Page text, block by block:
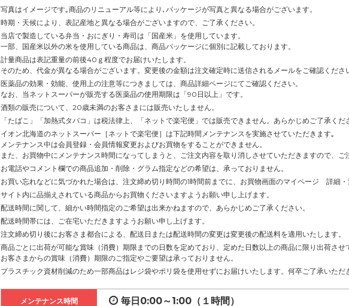
写真はイメージです｡商品のリニューアル等により､パッケージが写真と異なる場合がございます。
時期・天候により、表記産地と異なる場合がございますので、ご了承ください。
当店で製造している弁当・おにぎり・寿司は「国産米」を使用しています。
一部、国産米以外の米を使用している商品は、商品パッケージに個別に記載しております。
計量商品は表記重量の前後40ｇ程度でお届けいたします。
そのため、代金が異なる場合がございます。変更後の金額は注文確定時に送信されるメールをご確認くださ
医薬品の効果・効能、使用上の注意等につきましては、商品詳細ページにてご確認ください。
なお、当ネットスーパーが販売する医薬品の使用期限は「90日以上」です。
酒類の販売について、20歳未満のお客さまには販売いたしません。
「たばこ」「加熱式タバコ」は税法律上、「ネットで楽宅便」では販売できません。あらかじめご了承くだ
イオン北海道のネットスーパー［ネットで楽宅便］は下記時間メンテナンスを実施させていただきます｡
メンテナンス中は会員登録・会員情報変更およびお買物をすることができません。
また、お買物中にメンテナンス時間になってしまうと、ご注文内容を取り消しさせていただきますので、ご
お電話やコメント欄での商品追加・削除・グラム指定などの希望は、承っておりません。
お買い忘れなどに気づかれた場合は、注文締め切り時間の1時間前までに、お買物画面のマイページ 詳細
サイト内に品揃えされている商品からお買物くださいますようお願い申し上げます。
配送時間に関して、細かい時間指定のご希望は出来かねますので、あらかじめご了承ください。
配送時間帯には、ご在宅いただきますようお願い申し上げます。
注文締め切り後にお客さま都合による、配送日または配送時間の変更は変更後の配送料を適用いたします。
商品ごとに出荷が可能な賞味（消費）期限までの日数を定めており、定めた日数以上の商品に限り出荷させ
お客さまからの賞味（消費）期限のご指定やご要望は承っておりません。
プラスチック資材削減のため一部商品はレジ袋やポリ袋を使用せずにお届けいたします。何卒ご了承いた
メンテナンス時間 毎日0:00～1:00（１時間）